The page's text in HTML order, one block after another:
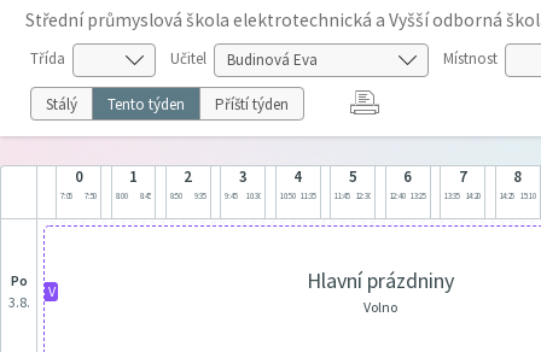
Střední průmyslová škola elektrotechnická a Vyšší odborná
Třída Učitel Místnost
Stálý Tento týden Příští týden
0
7:05 7:50
1
8:00 8:45
2
8:50 9:35
3
9:45 10:30
4
10:50 11:35
5
11:45 12:30
6
12:40 13:25
7
13:35 14:20
8
14:25 15:10
po
3.8.
V Hlavní prázdniny
Volno